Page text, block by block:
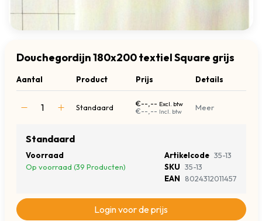
Douchegordijn 180x200 textiel Square grijs
Aantal Product Prijs Details
Standaard €--,-- Excl. btw
€--,-- Incl. btw Meer
Standaard
Voorraad
Op voorraad (39 Producten)
Artikelcode 35-13
SKU 35-13
EAN
8024312011457
Login voor de prijs